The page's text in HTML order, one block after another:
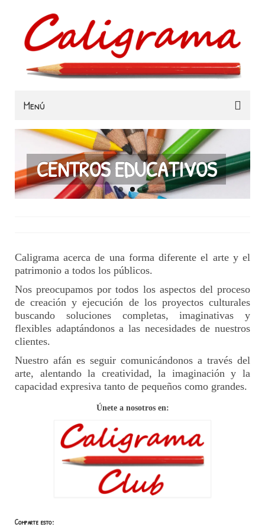
Menú
Familias
Colegios
Museos e Instituciones
CENTROS EDUCATIVOS
Caligrama acerca de una forma diferente el arte y el
patrimonio a todos los públicos.
Nos preocupamos por todos los aspectos del proceso
de creación y ejecución de los proyectos culturales
buscando soluciones completas, imaginativas y
flexibles adaptándonos a las necesidades de nuestros
clientes.
Nuestro afán es seguir comunicándonos a través del
arte, alentando la creatividad, la imaginación y la
capacidad expresiva tanto de pequeños como grandes.
Únete a nosotros en:
Comparte esto: